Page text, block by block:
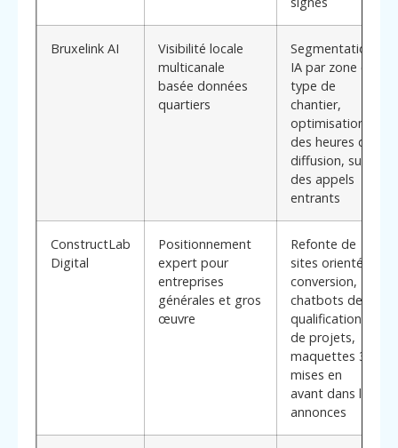
Bruxelink AI
Visibilité locale
multicanale
basée données
quartiers
Segmentation
IA par zone et
type de
chantier,
optimisation
des heures de
diffusion, suivi
des appels
entrants
ConstructLab
Digital
Positionnement
expert pour
entreprises
générales et gros
œuvre
Refonte de
sites orientés
conversion,
chatbots de
qualification
de projets,
maquettes 3D
mises en
avant dans les
annonces